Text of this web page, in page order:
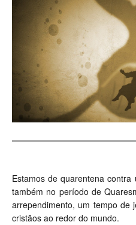
Estamos de quarentena
também no período de
arrependimento, um tempo de
cristãos ao redor do mundo.